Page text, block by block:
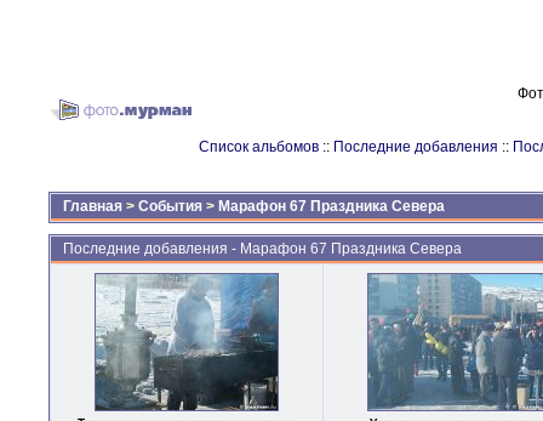
Список альбомов :: Последние добавления ::
Главная > События > Марафон 67 Праздника Севера
Последние добавления - Марафон 67 Праздника Севера